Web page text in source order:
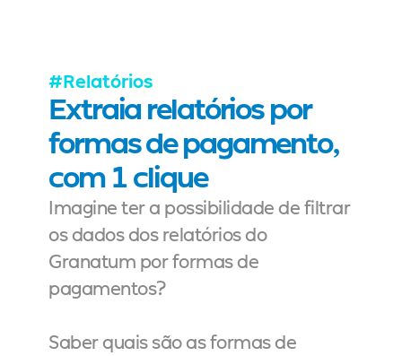
#Relatórios
Extraia relatórios por
formas de pagamento,
com 1 clique
Imagine ter a possibilidade de filtrar
os dados dos relatórios do
Granatum por formas de
pagamentos?
Saber quais são as formas de